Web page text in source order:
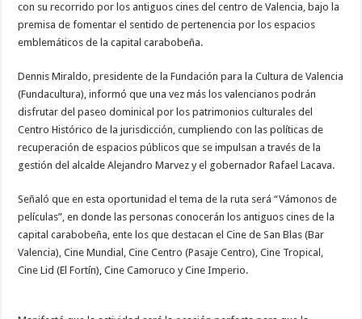
con su recorrido por los antiguos cines del centro de Valencia, bajo la
premisa de fomentar el sentido de pertenencia por los espacios
emblemáticos de la capital carabobeña.
Dennis Miraldo, presidente de la Fundación para la Cultura de Valencia
(Fundacultura), informó que una vez más los valencianos podrán
disfrutar del paseo dominical por los patrimonios culturales del
Centro Histórico de la jurisdicción, cumpliendo con las políticas de
recuperación de espacios públicos que se impulsan a través de la
gestión del alcalde Alejandro Marvez y el gobernador Rafael Lacava.
Señaló que en esta oportunidad el tema de la ruta será “Vámonos de
películas”, en donde las personas conocerán los antiguos cines de la
capital carabobeña, ente los que destacan el Cine de San Blas (Bar
Valencia), Cine Mundial, Cine Centro (Pasaje Centro), Cine Tropical,
Cine Lid (El Fortín), Cine Camoruco y Cine Imperio.